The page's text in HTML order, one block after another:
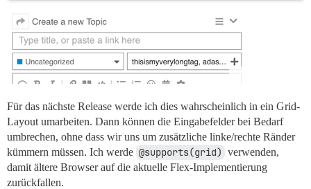
Für das nächste Release werde ich dies wahrscheinlich in ein Grid-
Layout umarbeiten. Dann können die Eingabefelder bei Bedarf
umbrechen, ohne dass wir uns um zusätzliche linke/rechte Ränder
kümmern müssen. Ich werde @supports(grid) verwenden,
damit ältere Browser auf die aktuelle Flex-Implementierung
zurückfallen.